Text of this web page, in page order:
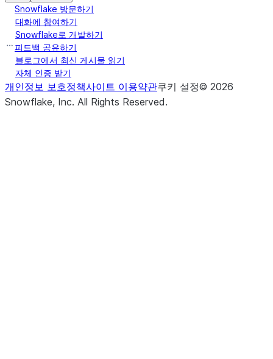
Snowflake 방문하기
대화에 참여하기
Snowflake로 개발하기
피드백 공유하기
블로그에서 최신 게시물 읽기
자체 인증 받기
개인정보 보호정책사이트 이용약관쿠키 설정© 2026
Snowflake, Inc. All Rights Reserved.